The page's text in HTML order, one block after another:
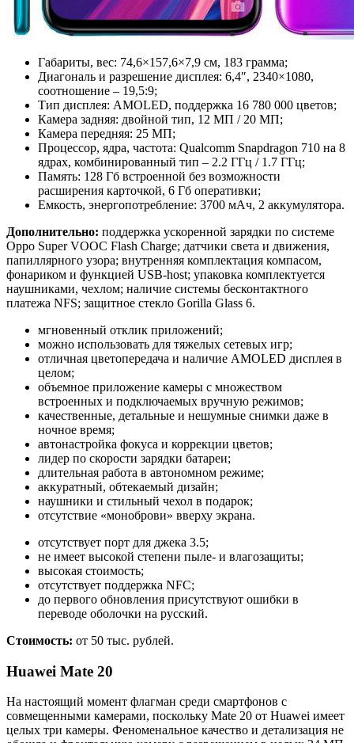
Габариты, вес: 74,6×157,6×7,9 см, 183 грамма;
Диагональ и разрешение дисплея: 6,4″, 2340×1080,
соотношение ‒ 19,5:9;
Тип дисплея: AMOLED, поддержка 16 780 000 цветов;
Камера задняя: двойной тип, 12 МП / 20 МП;
Камера передняя: 25 МП;
Процессор, ядра, частота: Qualcomm Snapdragon 710 на 8
ядрах, комбинированный тип ‒ 2.2 ГГц / 1.7 ГГц;
Память: 128 Гб встроенной без возможности
расширения карточкой, 6 Гб оперативки;
Емкость, энергопотребление: 3700 мАч, 2 аккумулятора.
Дополнительно: поддержка ускоренной зарядки по системе
Oppo Super VOOC Flash Charge; датчики света и движения,
папиллярного узора; внутренняя комплектация компасом,
фонариком и функцией USB-host; упаковка комплектуется
наушниками, чехлом; наличие системы бесконтактного
платежа NFS; защитное стекло Gorilla Glass 6.
мгновенный отклик приложений;
можно использовать для тяжелых сетевых игр;
отличная цветопередача и наличие AMOLED дисплея в
целом;
объемное приложение камеры с множеством
встроенных и подключаемых вручную режимов;
качественные, детальные и нешумные снимки даже в
ночное время;
автонастройка фокуса и коррекции цветов;
лидер по скорости зарядки батареи;
длительная работа в автономном режиме;
аккуратный, обтекаемый дизайн;
наушники и стильный чехол в подарок;
отсутствие «моноброви» вверху экрана.
отсутствует порт для джека 3.5;
не имеет высокой степени пыле- и влагозащиты;
высокая стоимость;
отсутствует поддержка NFC;
до первого обновления присутствуют ошибки в
переводе оболочки на русский.
Стоимость: от 50 тыс. рублей.
Huawei Mate 20
На настоящий момент флагман среди смартфонов с
совмещенными камерами, поскольку Mate 20 от Huawei имеет
целых три камеры. Феноменальное качество и детализация не